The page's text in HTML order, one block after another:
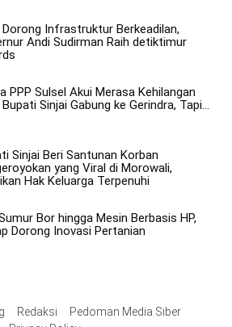
Dorong Infrastruktur Berkeadilan,
Andi Sudirman Raih detiktimur
PPP Sulsel Akui Merasa Kehilangan
Sinjai Gabung ke Gerindra, Tapi…
Sinjai Beri Santunan Korban
yang Viral di Morowali,
Hak Keluarga Terpenuhi
Bor hingga Mesin Berbasis HP,
Dorong Inovasi Pertanian
Redaksi
Pedoman Media Siber